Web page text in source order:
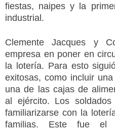
fiestas, naipes y la
industrial.
Clemente Jacques y
empresa en poner en
la lotería. Para esto
exitosas, como incluir
una de las cajas de
al ejército. Los
familiarizarse con la
familias. Este fue el